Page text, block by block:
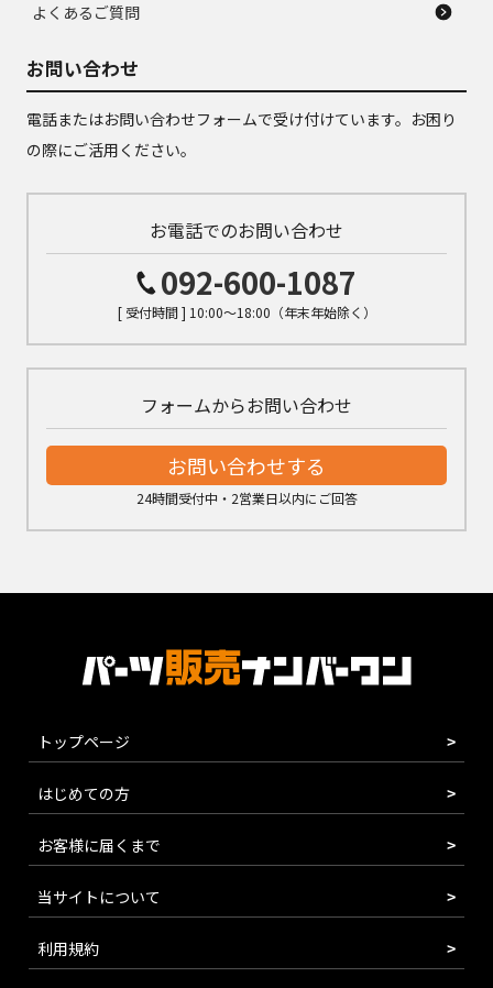
よくあるご質問
お問い合わせ
電話またはお問い合わせフォームで受け付けています。お困り
の際にご活用ください。
お電話でのお問い合わせ
092-600-1087
[ 受付時間 ] 10:00～18:00（年末年始除く）
フォームからお問い合わせ
お問い合わせする
24時間受付中・2営業日以内にご回答
トップページ
はじめての方
お客様に届くまで
当サイトについて
利用規約